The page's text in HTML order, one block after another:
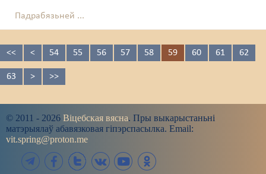
Падрабязьней ...
<< < 54 55 56 57 58 59 60 61 62
63 > >>
© 2011 - 2026 Віцебская вясна. Пры выкарыстаньні
матэрыялаў абавязковая гіпэрспасылка. Email:
vit.spring@proton.me